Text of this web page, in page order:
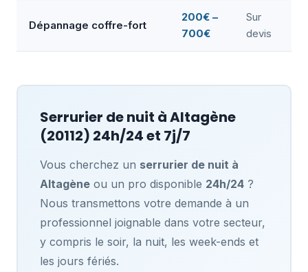
Dépannage coffre-fort
200€ –
700€
Sur
devis
Serrurier de nuit àAltagène
(20112) 24h/24 et 7j/7
Vous cherchez un serrurier de nuit à
Altagèneou un pro disponible 24h/24?
Nous transmettons votre demande à un
professionnel joignable dans votre secteur,
y compris le soir, la nuit, les week-ends et
les jours fériés.